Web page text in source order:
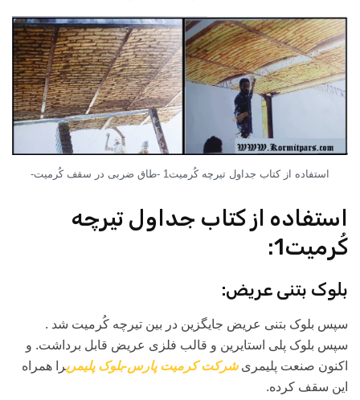
استفاده از کتاب جداول تیرچه کُرمیت1 -طاق ضربی در سقف کُرمیت-
استفاده از کتاب جداول تیرچه
کُرمیت1:
بلوک بتنی عريض:
سپس بلوک بتنی عريض جايگزين در بین تیرچه کُرمیت شد .
سپس بلوک پلی استايرين و قالب فلزی عريض قابل برداشت. و
اکنون صنعت پليمریشرکت کرمیت پارس-بلوک پلیمریرا همراه
اين سقف کرده.